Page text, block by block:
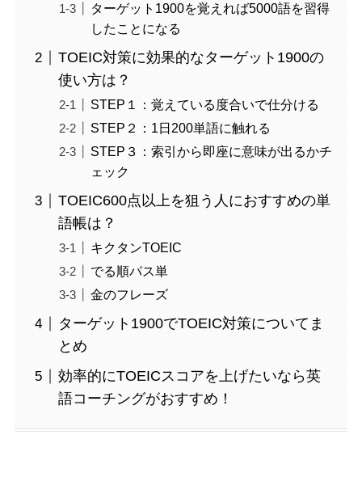
ターゲット1900を覚えれば5000語を習得
したことになる
TOEIC対策に効果的なターゲット1900の
使い方は？
STEP１：覚えている度合いで仕分ける
STEP２：1日200単語に触れる
STEP３：索引から即座に意味が出るかチ
ェック
TOEIC600点以上を狙う人におすすめの単
語帳は？
キクタンTOEIC
でる順パス単
金のフレーズ
ターゲット1900でTOEIC対策についてま
とめ
効率的にTOEICスコアを上げたいなら英
語コーチングがおすすめ！